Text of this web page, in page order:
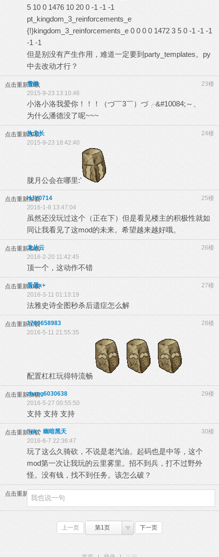
5 10 0 1476 10 20 0 -1 -1 -1
pt_kingdom_3_reinforcements_e
{!}kingdom_3_reinforcements_e 0 0 0 0 1472 3 5 0 -1 -1 -1
-1 -1
但是别没有产生作用，难道一定要到party_templates。py
中去改动才行？
点击重新加载 23楼
雪枫
2015-9-23 13:10:46
小洛小洛我爱你！！！（づ￣3￣）づ╭&#10084;～、
为什么潘德没了呢~~~
点击重新加载 24楼
执戈长
2015-9-23 18:42:40
胧月公会在哪里:'
点击重新加载 25楼
HJY0714
2016-1-8 13:47:04
虽然还没玩过这个（正在下）但是看见楼主的积极性就如
同让我看见了这mod的未来。希望越来越好哦。
点击重新加载 26楼
龙从云
2016-2-20 11:42:45
顶一个，这动作不错
点击重新加载 27楼
蛋蛋x+
2016-3-11 01:13:19
法雅史诗全图秒杀后遗症怎么解
点击重新加载 28楼
1760658983
2016-5-11 21:55:35
配置杠杠玩得特流畅
点击重新加载 29楼
zhang6030638
2016-5-27 00:55:50
支持 支持 支持
点击重新加载 30楼
Siik丶幽暗黑天
2016-6-7 22:36:47
玩了这么久骑砍，不说是老汽油。起码也是中等，这个
mod第一次让我玩的云里雾里。招不到兵，打不过野外
怪。没有钱，找不到任务。该怎么破？
点击重新加载
上一页 第1页 下一页